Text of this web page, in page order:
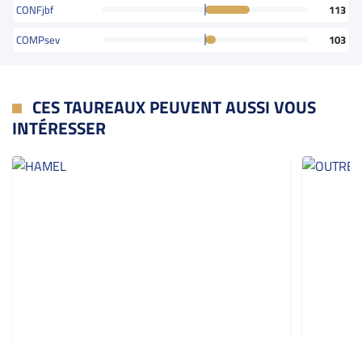
CONFjbf
113
COMPsev
103
CES TAUREAUX PEUVENT AUSSI VOUS
INTÉRESSER